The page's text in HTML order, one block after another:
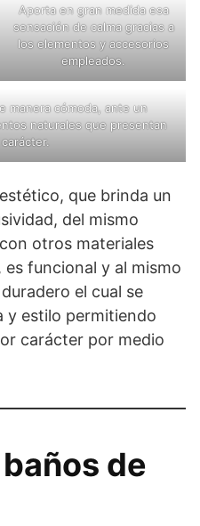
Aporta en gran medida esa
sensación de calma gracias a
los elementos y accesorios
empleados.
manera cómoda, ante un
naturales que presentan
que brinda un
del mismo
otros materiales
funcional y al mismo
el cual se
y estilo permitiendo
carácter por medio
de